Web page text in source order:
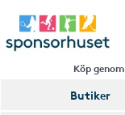
Köp
Butiker